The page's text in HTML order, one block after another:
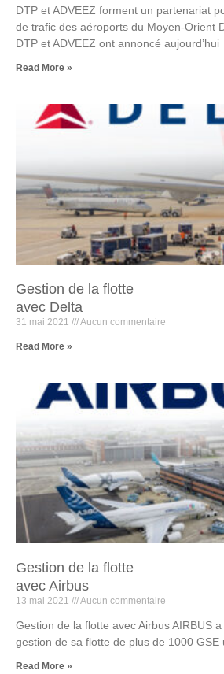
DTP et ADVEEZ forment un partenariat
de trafic des aéroports du Moyen-Orient
DTP et ADVEEZ ont annoncé aujourd’hui
Read More »
Gestion de la flotte
avec Delta
31 mai 2021 Aucun commentaire
Read More »
Gestion de la flotte
avec Airbus
13 mai 2021 Aucun commentaire
Gestion de la flotte avec Airbus AIRBUS
gestion de sa flotte de plus de 1000 GSE
Read More »